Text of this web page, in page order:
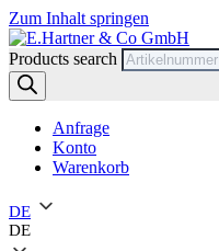
Zum Inhalt springen
Products search
Anfrage
Konto
Warenkorb
DE
DE